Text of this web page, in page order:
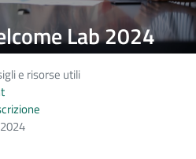
Lab 2024
e risorse utili